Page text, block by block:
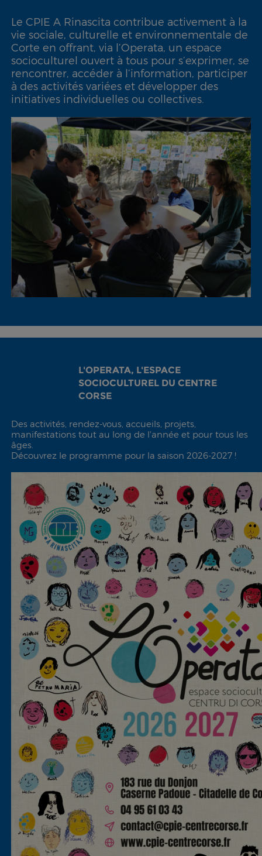
Le CPIE A Rinascita contribue activement à la
vie sociale, culturelle et environnementale de
Corte en offrant, via l’Operata, un espace
socioculturel ouvert à tous pour s’exprimer, se
rencontrer, accéder à l’information, participer
à des activités variées et développer des
initiatives individuelles ou collectives.
L'OPERATA, L'ESPACE
SOCIOCULTUREL DU CENTRE
CORSE
Des activités, rendez-vous, accueils, projets,
manifestations tout au long de l'année et pour tous les
âges.
Découvrez le programme pour la saison 2026-2027 !